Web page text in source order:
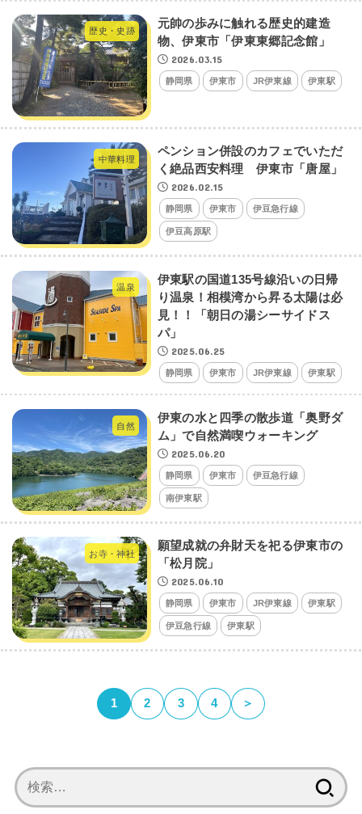
歴史・史跡
元帥の歩みに触れる歴史的建造
物、伊東市「伊東東郷記念館」
2026.03.15
静岡県 伊東市 JR伊東線 伊東駅
中華料理
ペンション併設のカフェでいただ
く絶品西安料理 伊東市「唐屋」
2026.02.15
静岡県 伊東市 伊豆急行線
伊豆高原駅
温泉
伊東駅の国道135号線沿いの日帰
り温泉！相模湾から昇る太陽は必
見！！「朝日の湯シーサイドス
パ」
2025.06.25
静岡県 伊東市 JR伊東線 伊東駅
自然
伊東の水と四季の散歩道「奥野ダ
ム」で自然満喫ウォーキング
2025.06.20
静岡県 伊東市 伊豆急行線
南伊東駅
お寺・神社
願望成就の弁財天を祀る伊東市の
「松月院」
2025.06.10
静岡県 伊東市 JR伊東線 伊東駅
伊豆急行線 伊東駅
1 2 3 4 ＞
索: